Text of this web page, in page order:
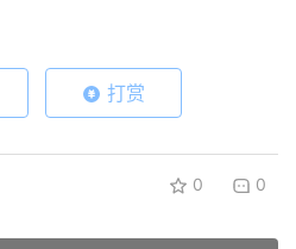
打赏
0 0